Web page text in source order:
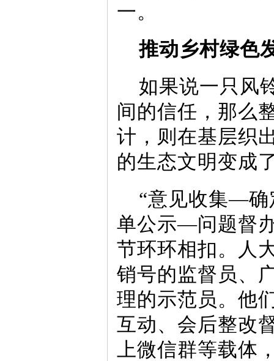
一。
推动乡村绿色
如果说一只风
间的信任，那么
计，则在基层织
的生态文明变成
“意见收集—
单公示—问题督
节环环相扣。人
销号的监督员、
理的示范员。他
互动、会后整改
上微信群等载体